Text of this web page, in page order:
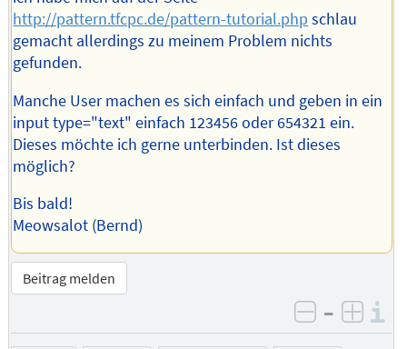
http://pattern.tfcpc.de/pattern-tutorial.php schlau
gemacht allerdings zu meinem Problem nichts
gefunden.
Manche User machen es sich einfach und geben in ein
input type="text" einfach 123456 oder 654321 ein.
Dieses möchte ich gerne unterbinden. Ist dieses
möglich?
Bis bald!
Meowsalot (Bernd)
Beitrag melden
negativ
–